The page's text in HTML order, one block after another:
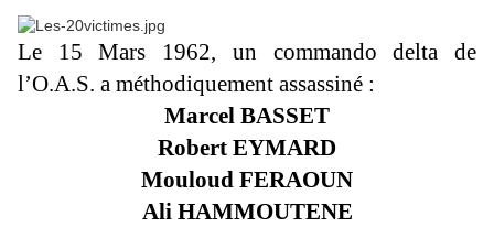
Le 15 Mars 1962, un commando delta de
l’O.A.S. a méthodiquement assassiné :
Marcel BASSET
Robert EYMARD
Mouloud FERAOUN
Ali HAMMOUTENE